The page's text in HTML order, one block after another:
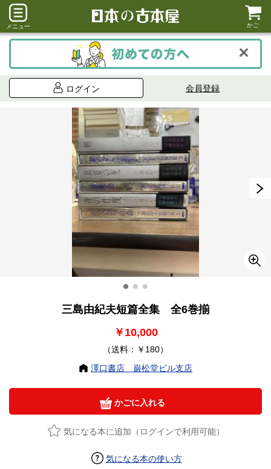
メニュー かご
ログイン 会員登録
三島由紀夫短篇全集 全6巻揃
￥10,000
（送料：￥180）
澤口書店 巌松堂ビル支店
かごに入れる
気になる本に追加（ログインで利用可能）
気になる本の使い方